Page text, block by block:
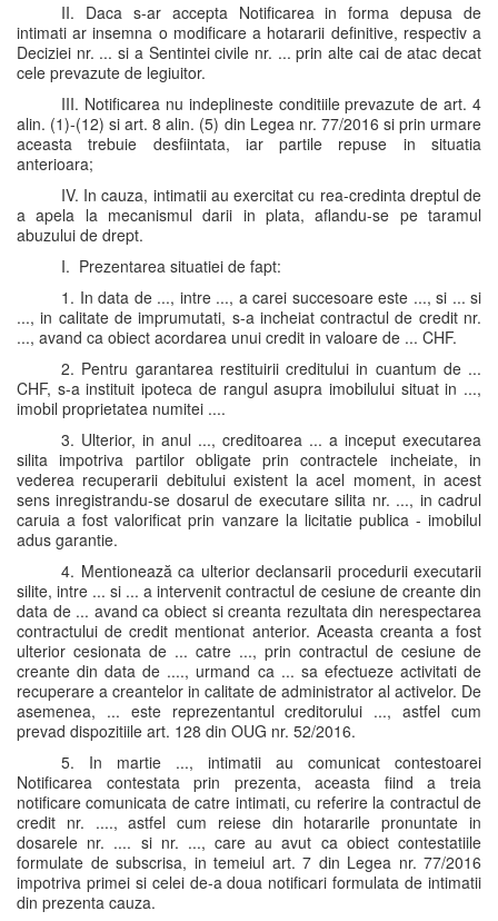
II. Daca s-ar accepta Notificarea in forma depusa de
intimati ar insemna o modificare a hotararii definitive, respectiv a
Deciziei nr. ... si a Sentintei civile nr. ... prin alte cai de atac decat
cele prevazute de legiuitor.
III. Notificarea nu indeplineste conditiile prevazute de art. 4
alin. (1)-(12) si art. 8 alin. (5) din Legea nr. 77/2016 si prin urmare
aceasta trebuie desfiintata, iar partile repuse in situatia
anterioara;
IV. In cauza, intimatii au exercitat cu rea-credinta dreptul de
a apela la mecanismul darii in plata, aflandu-se pe taramul
abuzului de drept.
I. Prezentarea situatiei de fapt:
1. In data de ..., intre ..., a carei succesoare este ..., si ... si
..., in calitate de imprumutati, s-a incheiat contractul de credit nr.
..., avand ca obiect acordarea unui credit in valoare de ... CHF.
2. Pentru garantarea restituirii creditului in cuantum de ...
CHF, s-a instituit ipoteca de rangul asupra imobilului situat in ...,
imobil proprietatea numitei ....
3. Ulterior, in anul ..., creditoarea ... a inceput executarea
silita impotriva partilor obligate prin contractele incheiate, in
vederea recuperarii debitului existent la acel moment, in acest
sens inregistrandu-se dosarul de executare silita nr. ..., in cadrul
caruia a fost valorificat prin vanzare la licitatie publica - imobilul
adus garantie.
4. Mentionează ca ulterior declansarii procedurii executarii
silite, intre ... si ... a intervenit contractul de cesiune de creante din
data de ... avand ca obiect si creanta rezultata din nerespectarea
contractului de credit mentionat anterior. Aceasta creanta a fost
ulterior cesionata de ... catre ..., prin contractul de cesiune de
creante din data de ...., urmand ca ... sa efectueze activitati de
recuperare a creantelor in calitate de administrator al activelor. De
asemenea, ... este reprezentantul creditorului ..., astfel cum
prevad dispozitiile art. 128 din OUG nr. 52/2016.
5. In martie ..., intimatii au comunicat contestoarei
Notificarea contestata prin prezenta, aceasta fiind a treia
notificare comunicata de catre intimati, cu referire la contractul de
credit nr. ...., astfel cum reiese din hotararile pronuntate in
dosarele nr. .... si nr. ..., care au avut ca obiect contestatiile
formulate de subscrisa, in temeiul art. 7 din Legea nr. 77/2016
impotriva primei si celei de-a doua notificari formulata de intimatii
din prezenta cauza.